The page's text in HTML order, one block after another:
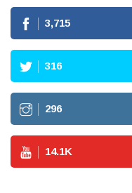
3,715
316
296
14.1K